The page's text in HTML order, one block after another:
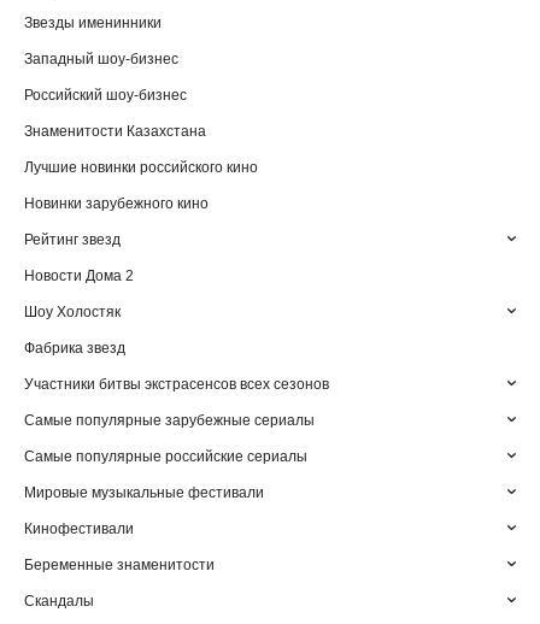
Звезды именинники
Западный шоу-бизнес
Российский шоу-бизнес
Знаменитости Казахстана
Лучшие новинки российского кино
Новинки зарубежного кино
Рейтинг звезд
Новости Дома 2
Шоу Холостяк
Фабрика звезд
Участники битвы экстрасенсов всех сезонов
Самые популярные зарубежные сериалы
Самые популярные российские сериалы
Мировые музыкальные фестивали
Кинофестивали
Беременные знаменитости
Скандалы